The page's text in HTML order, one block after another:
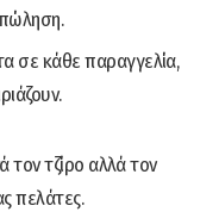
σε κάθε παραγγελία,
τζίρο αλλά τον
πελάτες.